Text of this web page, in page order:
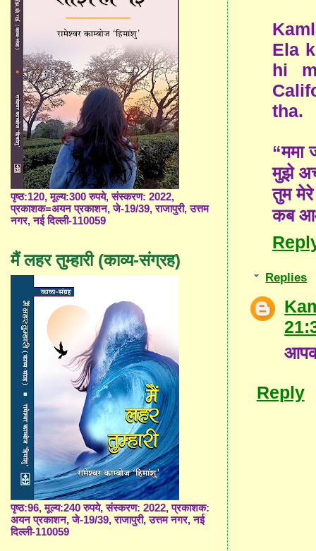
Ela
hi
tha.
“ममा
मुझे
तुम मेरे
कब
Replies
Reply
पृष्ठ:120, मूल्य:300 रुपये, संस्करण: 2022,
प्रकाशक=अयन प्रकाशन, जे-19/39, राजापुरी, उत्तम
नगर, नई दिल्ली-110059
मैं लहर तुम्हारी (काव्य-संग्रह)
पृष्ठ:96, मूल्य:240 रुपये, संस्करण: 2022, प्रकाशक:
अयन प्रकाशन, जे-19/39, राजापुरी, उत्तम नगर, नई
दिल्ली-110059